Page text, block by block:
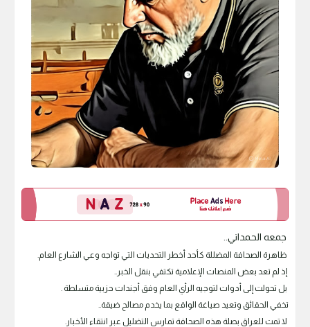
جمعه الحمداني..
ظاهرة الصحافة المضللة كأحد أخطر التحديات التي تواجه وعي الشارع العام.
إذ لم تعد بعض المنصات الإعلامية تكتفي بنقل الخبر..
بل تحولت إلى أدوات لتوجيه الرأي العام وفق أجندات حزبية متسلطة .
تخفي الحقائق وتعيد صياغة الواقع بما يخدم مصالح ضيقة..
لا تمت للعراق بصلة هذه الصحافة تمارس التضليل عبر انتقاء الأخبار.